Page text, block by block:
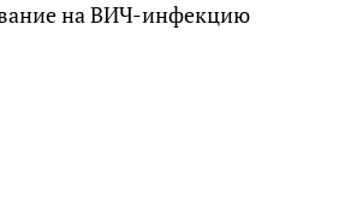
на ВИЧ-инфекцию